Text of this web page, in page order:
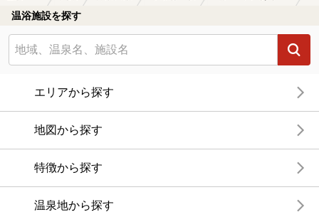
温浴施設を探す
エリアから探す
地図から探す
特徴から探す
温泉地から探す